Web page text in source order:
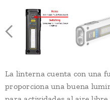
La linterna cuenta con una
proporciona una buena